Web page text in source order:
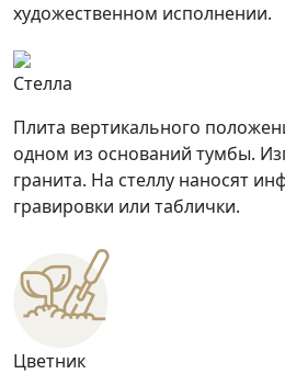
художественном исполнении.
Стелла
Плита вертикального
одном из оснований тумбы.
гранита. На стеллу наносят
гравировки или таблички.
Цветник